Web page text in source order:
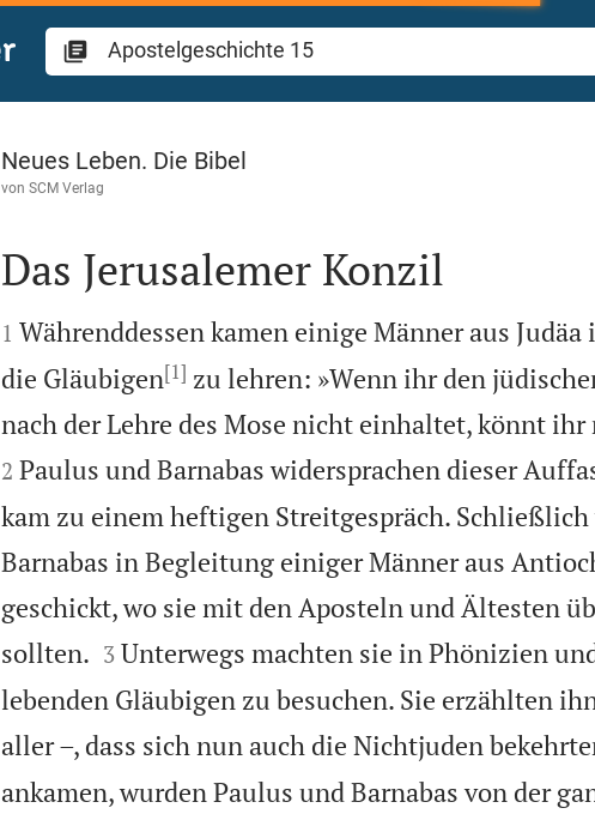
Apostelgeschichte 15
Neues Leben. Die Bibel
von SCM Verlag

Das Jerusalemer Konzil

1 Währenddessen kamen einige Männer aus
die Gläubigen[1] zu lehren: »Wenn ihr den
nach der Lehre des Mose nicht einhaltet, könnt
2 Paulus und Barnabas widersprachen dieser
kam zu einem heftigen Streitgespräch.
Barnabas in Begleitung einiger Männer aus
geschickt, wo sie mit den Aposteln und Ältesten
sollten.
3 Unterwegs machten sie in Phönizien
lebenden Gläubigen zu besuchen. Sie erzählten
aller –, dass sich nun auch die Nichtjuden
ankamen, wurden Paulus und Barnabas von der